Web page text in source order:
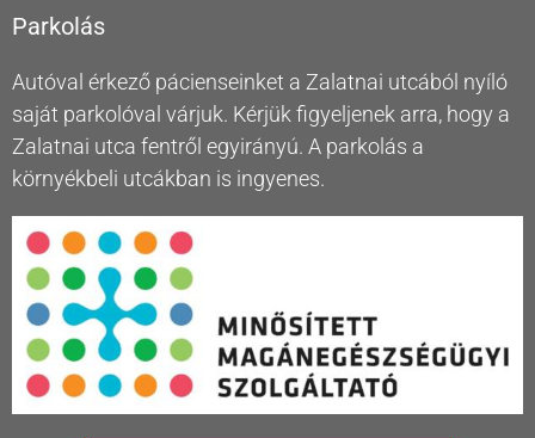
Parkolás
Autóval érkező pácienseinket a Zalatnai utcából nyíló
saját parkolóval várjuk. Kérjük figyeljenek arra, hogy a
Zalatnai utca fentről egyirányú. A parkolás a
környékbeli utcákban is ingyenes.